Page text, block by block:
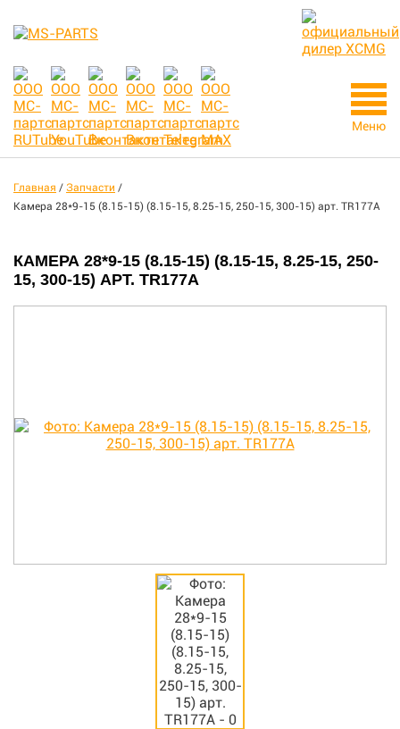
Меню
Главная / Запчасти /
Камера 28*9-15 (8.15-15) (8.15-15, 8.25-15, 250-15, 300-15) арт. TR177A
КАМЕРА 28*9-15 (8.15-15) (8.15-15, 8.25-15, 250-
15, 300-15) АРТ. TR177A